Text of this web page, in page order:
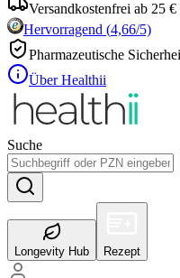
Versandkostenfrei ab 25
Hervorragend (4,66/5)
Pharmazeutische
Über Healthii
Suche
Longevity Hub Rezept